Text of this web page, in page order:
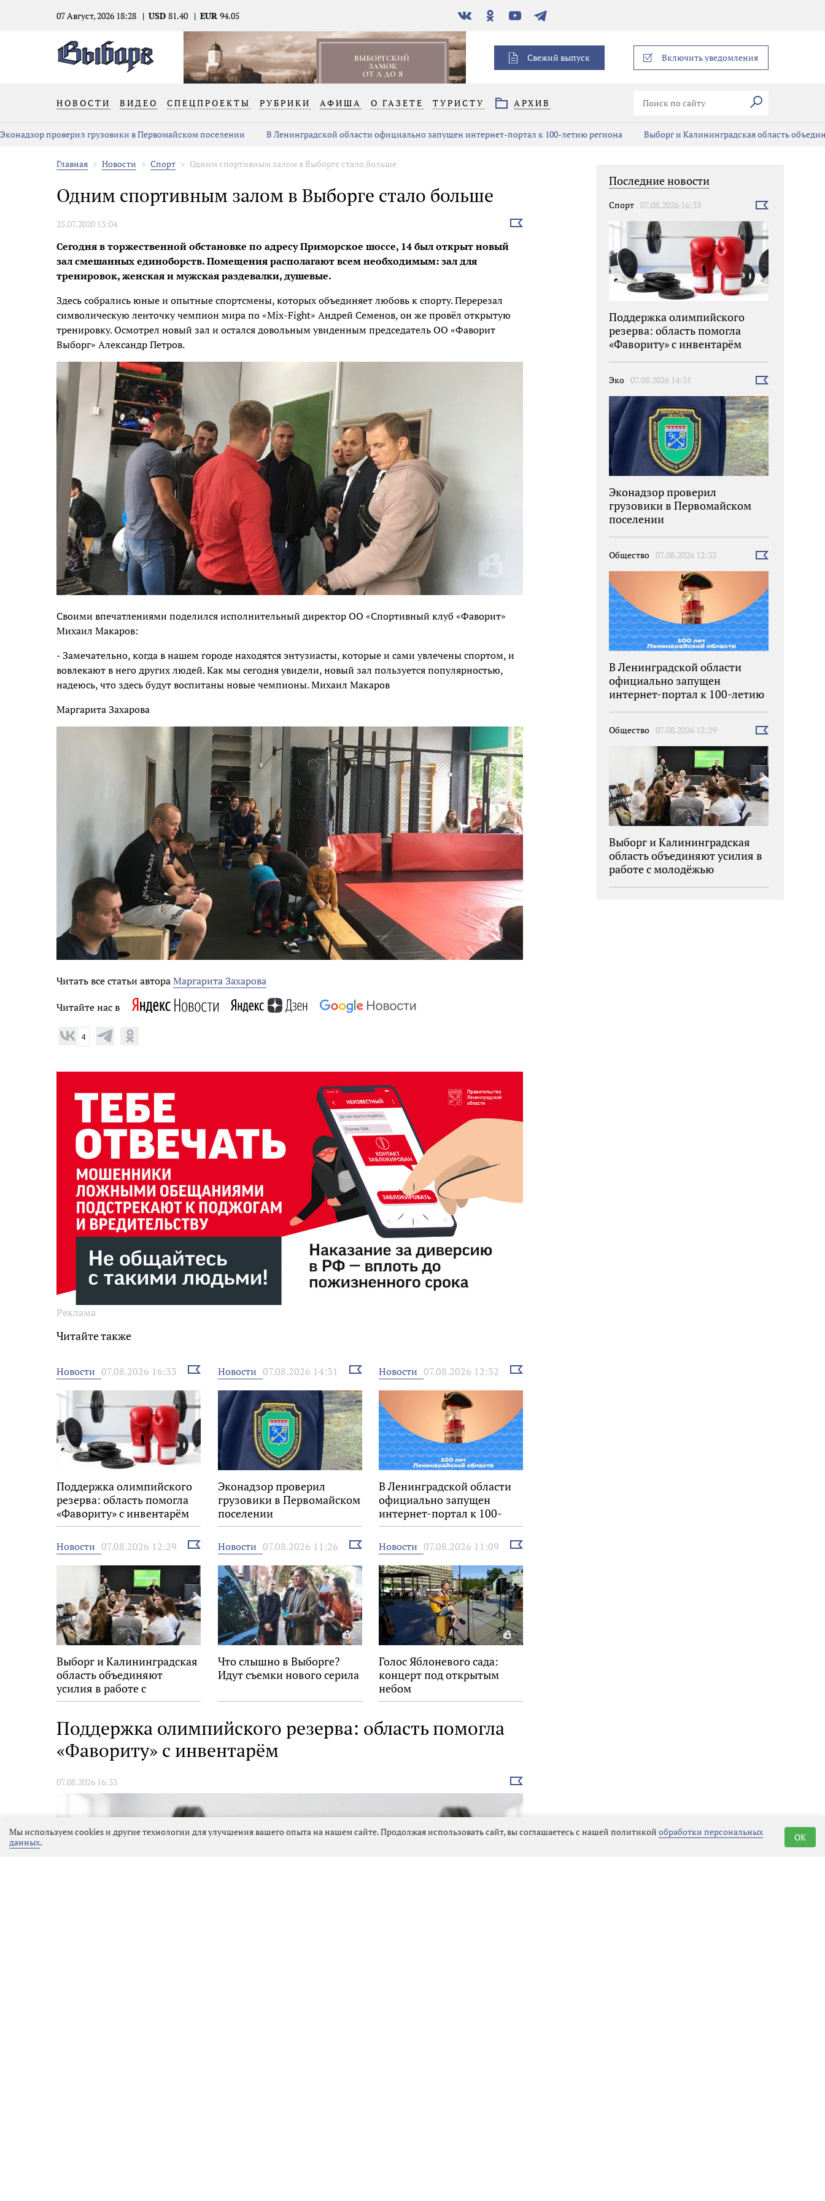
07 Август, 2026 18:28 USD 81.40 EUR 94.05
В
контакте
Одноклассники
YouTubeТелеграм
Свежий выпуск Включить уведомления
НОВОСТИ ВИДЕО СПЕЦПРОЕКТЫ РУБРИКИ АФИША О ГАЗЕТЕ ТУРИСТУ АРХИВ Искать
Эконадзор проверил грузовики в Первомайском поселении В Ленинградской области официально запущен интернет-портал к 100-летию региона Выборг и Калининградская область
Главная Новости Спорт Одним спортивным залом в Выборге стало больше
Одним спортивным залом в Выборге стало больше
25.07.2020 13:04
Выбрать
Сегодня в торжественной обстановке по адресу Приморское шоссе, 14 был открыт новый
зал смешанных единоборств. Помещения располагают всем необходимым: зал для
тренировок, женская и мужская раздевалки, душевые.
Здесь собрались юные и опытные спортсмены, которых объединяет любовь к спорту. Перерезал
символическую ленточку чемпион мира по «Mix-Fight» Андрей Семенов, он же провёл открытую
тренировку. Осмотрел новый зал и остался довольным увиденным председатель ОО «Фаворит
Выборг» Александр Петров.
Своими впечатлениями поделился исполнительный директор ОО «Спортивный клуб «Фаворит»
Михаил Макаров:
- Замечательно, когда в нашем городе находятся энтузиасты, которые и сами увлечены спортом, и
вовлекают в него других людей. Как мы сегодня увидели, новый зал пользуется популярностью,
надеюсь, что здесь будут воспитаны новые чемпионы. Михаил Макаров
Маргарита Захарова
Читать все статьи автораМаргарита Захарова
Читайте нас в
4
Реклама
Читайте также
Новости 07.08.2026 16:33
Выбрать
новость
Поддержка олимпийского
резерва: область помогла
«Фавориту» с инвентарём
Новости 07.08.2026 14:31
Выбрать
новость
Эконадзор проверил
грузовики в Первомайском
поселении
Новости 07.08.2026 12:32
Выбрать
В Ленинградской области
официально запущен
интернет-портал к 100-
летию региона
Новости 07.08.2026 12:29
Выбрать
новость
Выборг и Калининградская
область объединяют
усилия в работе с
молодёжью
Новости 07.08.2026 11:26
Выбрать
новость
Что слышно в Выборге?
Идут съемки нового серила
Новости 07.08.2026 11:09
Выбрать
Голос Яблоневого сада:
концерт под открытым
небом
Поддержка олимпийского резерва: область помогла
«Фавориту» с инвентарём
07.08.2026 16:33
Выбрать
новость
Последние новости
Спорт 07.08.2026 16:33
Выбрать
Поддержка олимпийского
резерва: область помогла
«Фавориту» с инвентарём
Эко 07.08.2026 14:31
Выбрать
Эконадзор проверил
грузовики в Первомайском
поселении
Общество 07.08.2026 12:32
Выбрать
В Ленинградской области
официально запущен
интернет-портал к 100-летию
Общество 07.08.2026 12:29
Выбрать
Выборг и Калининградская
область объединяют усилия в
работе с молодёжью
Мы используем cookies и другие технологии для улучшения вашего опыта на нашем сайте. Продолжая использовать сайт, вы соглашаетесь с нашей политикой обработки персональных
данных. OK